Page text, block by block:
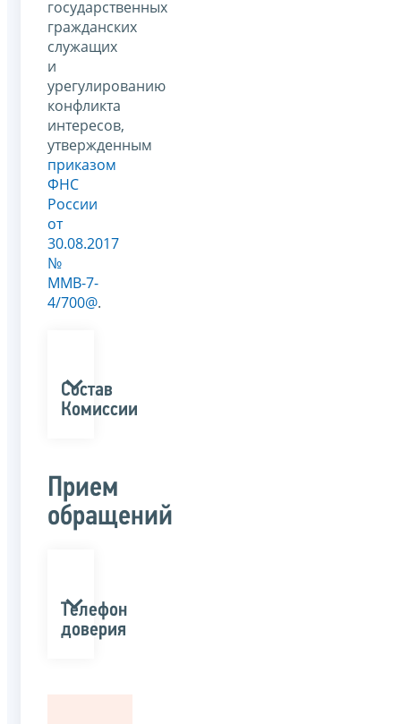
государственных
гражданских
служащих
и
урегулированию
конфликта
интересов,
утвержденным
приказом
ФНС
России
от
30.08.2017
№
ММВ-7-
4/700@.
Состав
Комиссии
Прием
обращений
Телефон
доверия